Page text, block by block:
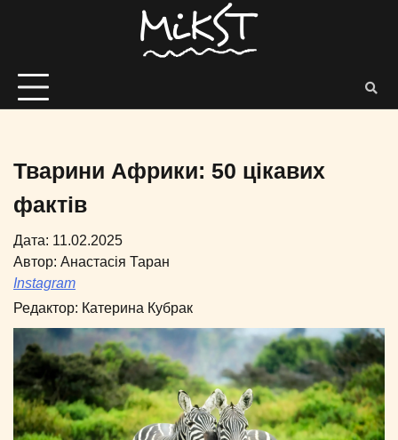
Тварини Африки: 50 цікавих
фактів
Дата: 11.02.2025
Автор: Анастасія Таран
Instagram
Редактор: Катерина Кубрак